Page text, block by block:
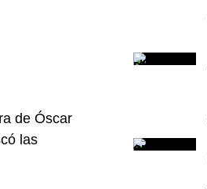
de Óscar
las